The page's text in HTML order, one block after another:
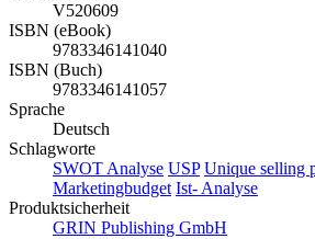
V520609
ISBN (eBook)
9783346141040
ISBN (Buch)
9783346141057
Sprache
Deutsch
Schlagworte
SWOT Analyse USP Unique selling
Marketingbudget Ist- Analyse
Produktsicherheit
GRIN Publishing GmbH